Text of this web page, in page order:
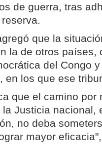
de guerra, tras
que la
la de otros países,
del Congo
en los que ese
que el camino por
Justicia nacional,
no deba
mayor